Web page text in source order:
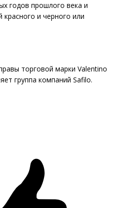
годов прошлого века и
и черного или
торговой марки Valentino
группа компаний Safilo.